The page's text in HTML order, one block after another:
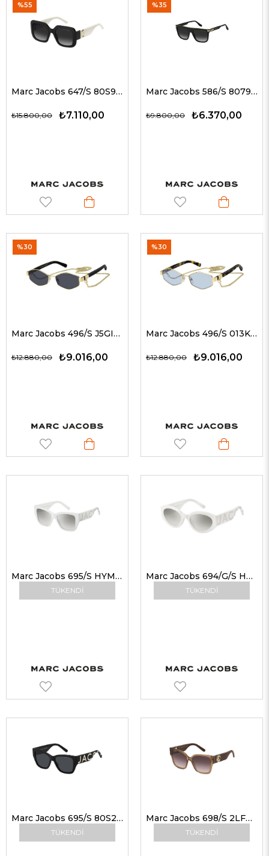
Marc Jacobs 647/S 80S9O 53 Kadın Güneş Gözlükleri
₺7.110,00
₺15.800,00
%55
Marc Jacobs 586/S 8079O 56 Kadın Güneş Gözlükleri
₺6.370,00
₺9.800,00
%35
Marc Jacobs 496/S J5GIR 55-17 Kadın Güneş Gözlükleri
₺9.016,00
₺12.880,00
%30
Marc Jacobs 496/S 013KU 55-17 Kadın Güneş Gözlükleri
₺9.016,00
₺12.880,00
%30
TÜKENDI
Marc Jacobs 695/S HYMIC 55 Marc Jacobs Kadın Gözlüğü
TÜKENDI
Marc Jacobs 694/G/S HYMIC 54 Kadın Güneş Gözlükleri
TÜKENDI
Marc Jacobs 695/S 80S2K 55 Kadın Güneş Gözlükleri
TÜKENDI
Marc Jacobs 698/S 2LFHA 54 Kadın Güneş Gözlükleri